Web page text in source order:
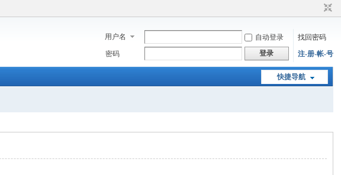
用户名 自动登录
找回密码
密码
登录 注-册-帐-号
快捷导航